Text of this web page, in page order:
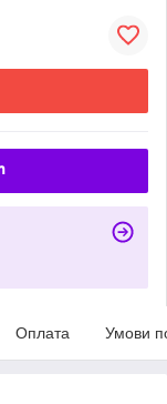
Оплата Умови